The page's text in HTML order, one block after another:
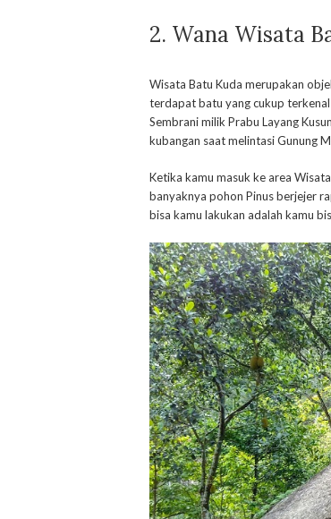
2. Wana Wisata
Wisata Batu Kuda merupakan
terdapat batu yang cukup
Sembrani milik Prabu Layang
kubangan saat melintasi Gunung
Ketika kamu masuk ke area
banyaknya pohon Pinus berjejer
bisa kamu lakukan adalah kamu